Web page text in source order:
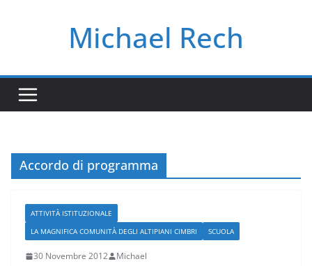
Michael Rech
Accordo di programma
ATTIVITÀ ISTITUZIONALE
LA MAGNIFICA COMUNITÀ DEGLI ALTIPIANI CIMBRI
SCUOLA
30 Novembre 2012 Michael